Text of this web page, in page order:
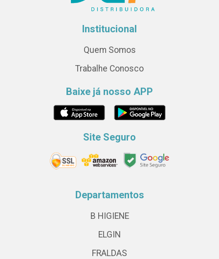
Institucional
Quem Somos
Trabalhe Conosco
Baixe já nosso APP
Site Seguro
Departamentos
B HIGIENE
ELGIN
FRALDAS